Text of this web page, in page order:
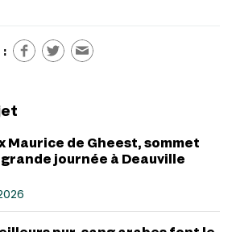
Maurice de Gheest, sommet
grande journée à Deauville